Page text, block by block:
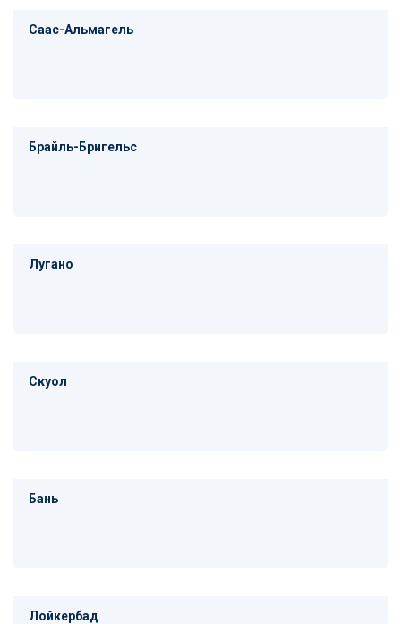
Саас-Альмагель
Брайль-Бригельс
Лугано
Скуол
Бань
Лойкербад